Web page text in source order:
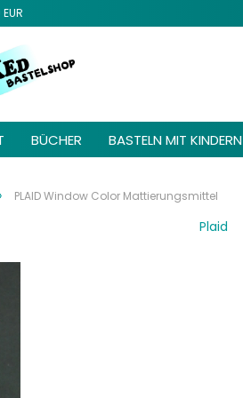
BÜCHER BASTELN MIT KINDERN
PLAID Window Color Mattierungsmittel
Plaid